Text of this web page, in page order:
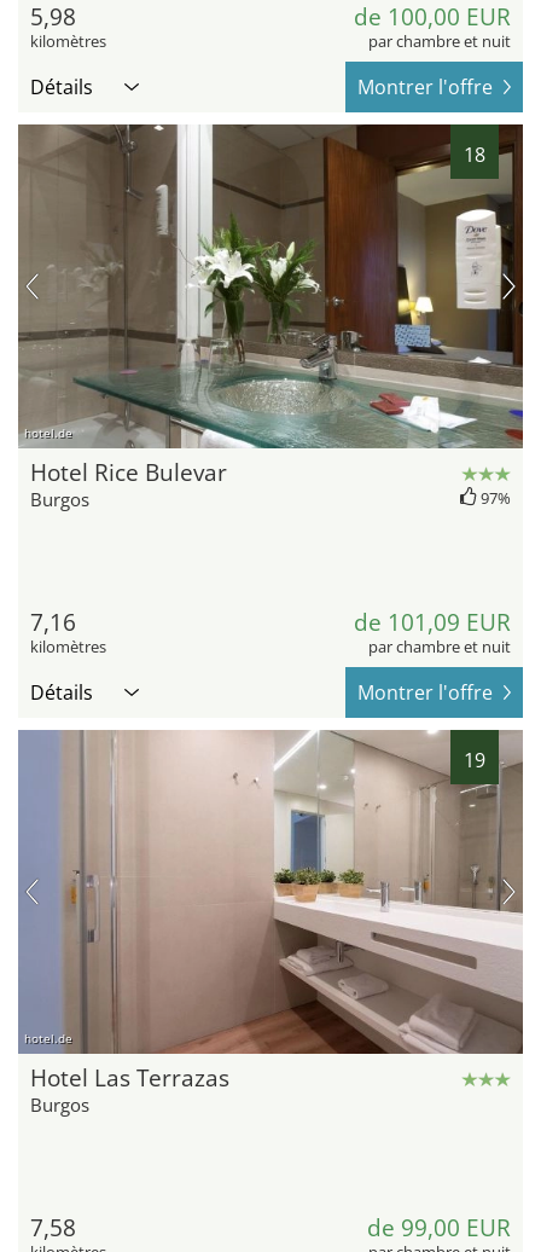
5,98
kilomètres
de 100,00 EUR
par chambre et nuit
Détails Montrer l'offre
18
hotel.de
Hotel Rice Bulevar
Burgos 97%
7,16
kilomètres
de 101,09 EUR
par chambre et nuit
Détails Montrer l'offre
19
hotel.de
Hotel Las Terrazas
Burgos
7,58 de 99,00 EUR